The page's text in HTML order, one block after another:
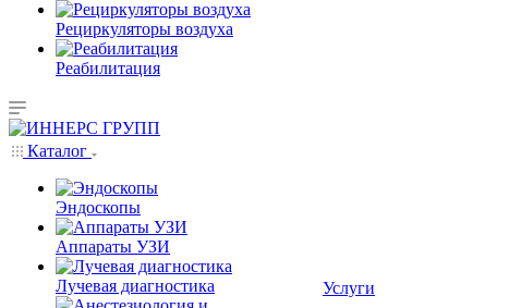
Рециркуляторы воздуха
Реабилитация
Каталог
Эндоскопы
Аппараты УЗИ
Лучевая диагностика
Услуги